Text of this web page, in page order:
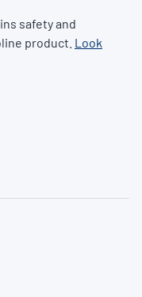
safety and
product. Look